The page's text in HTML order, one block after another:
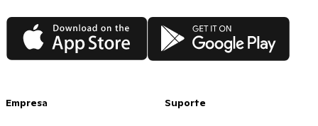
App Store Google Play
Empresa Suporte